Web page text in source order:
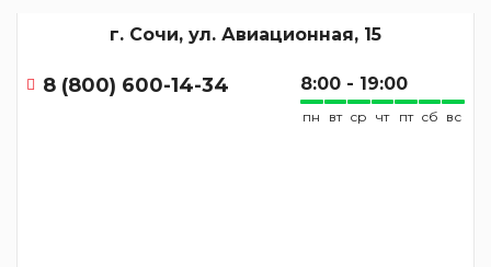
г. Сочи, ул. Авиационная, 15
8 (800) 600-14-34 8:00 - 19:00
пн вт ср чт пт сб вс